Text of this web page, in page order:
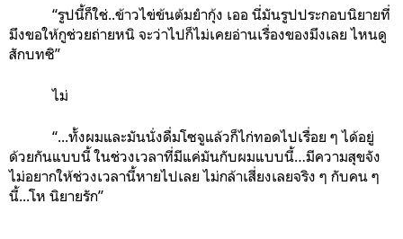
“รูปนี้ก็ใช่..ข้าวไข่ข้นต้มยำกุ้ง เออ นี่มันรูปประกอบนิยายที่
มึงขอให้กูช่วยถ่ายหนิ จะว่าไปก็ไม่เคยอ่านเรื่องของมึงเลย ไหนดู
สักบทซิ”
ไม่
“...ทั้งผมและมันนั่งดื่มโซจูแล้วก็ไก่ทอดไปเรื่อย ๆ ได้อยู่
ด้วยกันแบบนี้ ในช่วงเวลาที่มีแค่มันกับผมแบบนี้…มีความสุขจัง
ไม่อยากให้ช่วงเวลานี้หายไปเลย ไม่กล้าเสี่ยงเลยจริง ๆ กับคน ๆ
นี้...โห นิยายรัก”